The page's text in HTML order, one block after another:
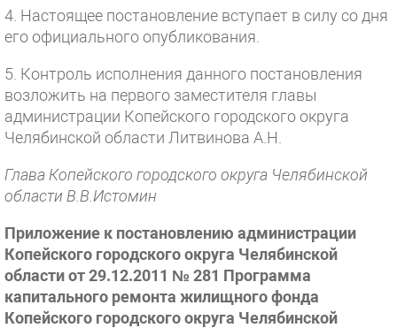
4. Настоящее постановление вступает в силу со дня
его официального опубликования.
5. Контроль исполнения данного постановления
возложить на первого заместителя главы
администрации Копейского городского округа
Челябинской области Литвинова А.Н.
Глава Копейского городского округа Челябинской
области В.В.Истомин
Приложение к постановлению администрации
Копейского городского округа Челябинской
области от 29.12.2011 № 281 Программа
капитального ремонта жилищного фонда
Копейского городского округа Челябинской